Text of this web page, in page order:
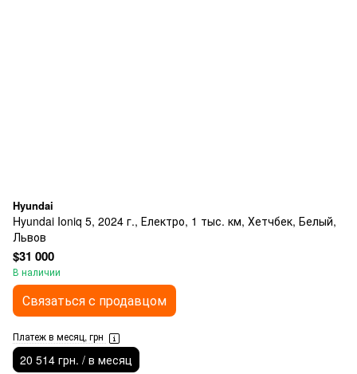
Hyundai
Hyundai Ioniq 5, 2024 г., Електро, 1 тыс. км, Хетчбек, Белый,
Львов
$31 000
В наличии
Связаться с продавцом
Платеж в месяц, грн
20 514 грн. / в месяц